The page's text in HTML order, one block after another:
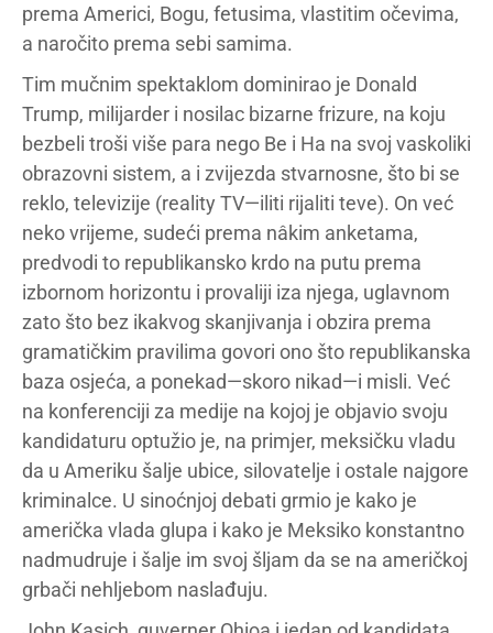
prema Americi, Bogu, fetusima, vlastitim očevima,
a naročito prema sebi samima.
Tim mučnim spektaklom dominirao je Donald
Trump, milijarder i nosilac bizarne frizure, na koju
bezbeli troši više para nego Be i Ha na svoj vaskoliki
obrazovni sistem, a i zvijezda stvarnosne, što bi se
reklo, televizije (reality TV—iliti rijaliti teve). On već
neko vrijeme, sudeći prema nâkim anketama,
predvodi to republikansko krdo na putu prema
izbornom horizontu i provaliji iza njega, uglavnom
zato što bez ikakvog skanjivanja i obzira prema
gramatičkim pravilima govori ono što republikanska
baza osjeća, a ponekad—skoro nikad—i misli. Već
na konferenciji za medije na kojoj je objavio svoju
kandidaturu optužio je, na primjer, meksičku vladu
da u Ameriku šalje ubice, silovatelje i ostale najgore
kriminalce. U sinoćnjoj debati grmio je kako je
američka vlada glupa i kako je Meksiko konstantno
nadmudruje i šalje im svoj šljam da se na američkoj
grbači nehljebom naslađuju.